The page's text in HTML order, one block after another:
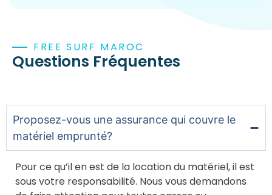
FREE SURF MAROC
Questions Fréquentes
Proposez-vous une assurance qui couvre le
matériel emprunté?
Pour ce qu’il en est de la location du matériel, il est
sous votre responsabilité. Nous vous demandons